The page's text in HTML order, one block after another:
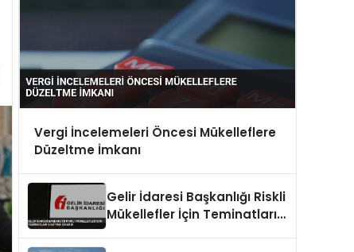
Vergi İncelemeleri Öncesi Mükelleflere
Düzeltme İmkanı
Gelir İdaresi Başkanlığı Riskli
Mükellefler İçin Teminatları 5